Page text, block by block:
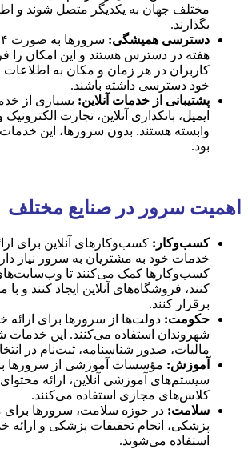
مختلف جهان به یکدیگر متصل شوند و
بگذارند.
دسترسی همیشگی:
هفته در دسترس هستند و این امکان را
کاربران در هر زمان و مکان به اطلاعات
خود دسترسی داشته باشند.
پشتیبانی از خدمات آنلاین: بسیاری از
ایمیل، بانکداری آنلاین، تجارت
وابسته هستند. بدون سرورها، این خدمات
بود.
اهمیت سرور در صنایع مختلف
کسب‌وکار: کسب‌وکارهای آنلاین برای
خدمات خود به مشتریان به سرور نیاز
کسب‌وکارها کمک می‌کنند تا وب‌سایت‌های
کنند، فروشگاه‌های آنلاین ایجاد کنند و
برقرار کنند.
حکومت: دولت‌ها از سرورها برای ارائه
شهروندان استفاده می‌کنند. این خدمات
مالیات، صدور شناسنامه، ثبت‌نام در
آموزش: مؤسسات آموزشی از سرورها
سیستم‌های آموزشی آنلاین، ارائه
کلاس‌های مجازی استفاده می‌کنند.
سلامت: در حوزه سلامت، سرورها برای
پزشکی، انجام تحقیقات پزشکی و ارائه
استفاده می‌شوند.